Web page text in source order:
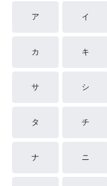
ア イ
カ キ
サ シ
タ チ
ナ ニ